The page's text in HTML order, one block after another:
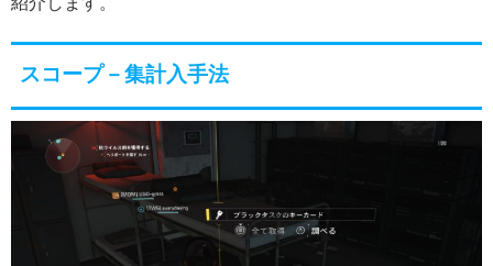
紹介します。
スコープ－集計入手法